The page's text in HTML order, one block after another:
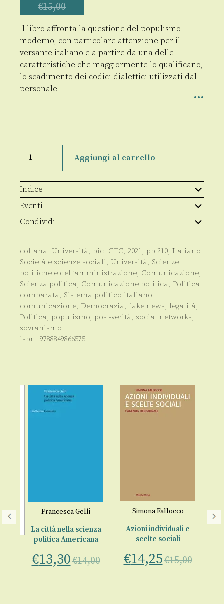
€15,00
Il libro affronta la questione del populismo
moderno, con particolare attenzione per il
versante italiano e a partire da una delle
caratteristiche che maggiormente lo qualificano,
lo scadimento dei codici dialettici utilizzati dal
personale
machines
Aggiungi al carrello
Indice
Eventi
Condividi
collana: Università, bic: GTC, 2021, pp 210, Italiano
Società e scienze sociali, Università, Scienze
politiche e dell’amministrazione, Comunicazione,
Scienza politica, Comunicazione politica, Politica
comparata, Sistema politico italiano
comunicazione, Democrazia, fake news, legalità,
Politica, populismo, post-verità, social networks,
sovranismo
isbn: 9788849866575
Francesca Gelli
La città nella scienza
politica Americana
€13,30€14,00
Simona Fallocco
Azioni individuali e
scelte sociali
€14,25€15,00